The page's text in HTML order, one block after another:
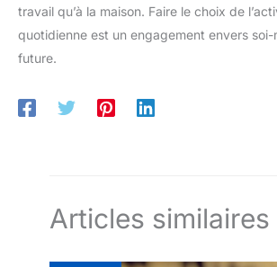
travail qu’à la maison. Faire le choix de
quotidienne est un engagement envers
future.
Articles similaires